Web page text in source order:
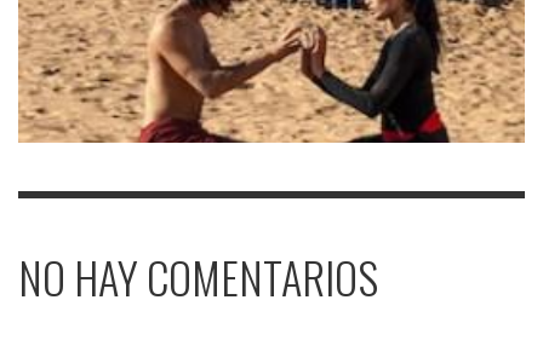
NO HAY COMENTARIOS